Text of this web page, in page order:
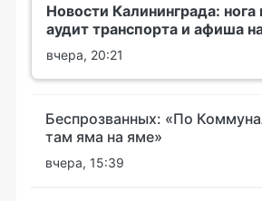
Новости Калининграда: нога
аудит транспорта и афиша
вчера, 20:21
Беспрозванных: «По
там яма на яме»
вчера, 15:39